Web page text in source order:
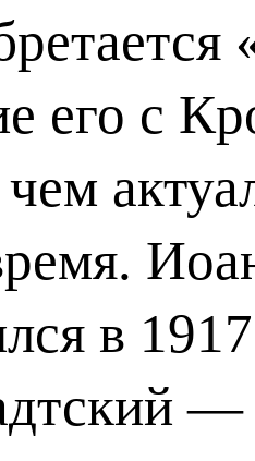
его с
в
—